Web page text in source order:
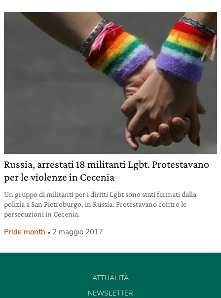
Russia, arrestati 18 militanti Lgbt. Protestavano
per le violenze in Cecenia
Un gruppo di militanti per i diritti Lgbt sono stati fermati dalla
polizia a San Pietroburgo, in Russia. Protestavano contro le
persecuzioni in Cecenia.
Pride month 2 maggio 2017
ATTUALITÀ
NEWSLETTER